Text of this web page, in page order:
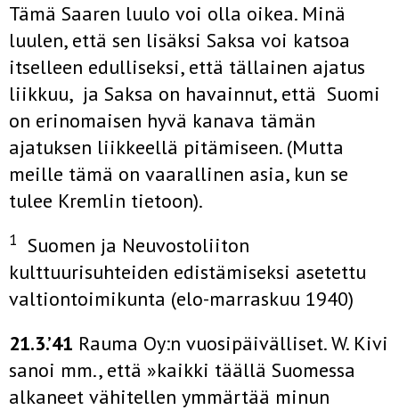
Tämä Saaren luulo voi olla oikea. Minä
luulen, että sen lisäksi Saksa voi katsoa
itselleen edulliseksi, että tällainen ajatus
liik­kuu, ja Saksa on havainnut, että Suomi
on erinomaisen hyvä kanava tämän
ajatuksen liikkeellä pitämiseen. (Mutta
meille tämä on vaarallinen asia, kun se
tulee Kremlin tietoon).
1 Suomen ja Neuvostoliiton
kulttuurisuhteiden edistämiseksi asetettu
valtiontoimikunta (elo-marraskuu 1940)
21.3.’41 Rauma Oy:n vuosipäivälliset. W. Kivi
sanoi mm., että »kaikki täällä Suomessa
alkaneet vähitellen ymmärtää minun